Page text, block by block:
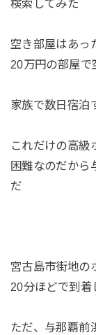
検索してみた
空き部屋はあっ
20万円の部屋で
家族で数日宿泊
これだけの高級
困難なのだから
だ
宮古島市街地の
20分ほどで到着
ただ、与那覇前